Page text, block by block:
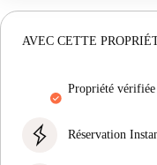
AVEC CETTE
propriété
s'assurer que vous
Réservation